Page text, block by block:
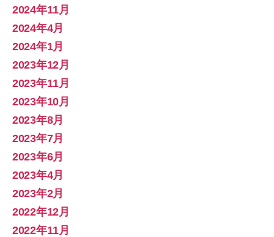
2024年11月
2024年4月
2024年1月
2023年12月
2023年11月
2023年10月
2023年8月
2023年7月
2023年6月
2023年4月
2023年2月
2022年12月
2022年11月